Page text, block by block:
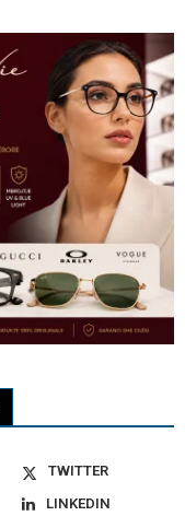
TWITTER
LINKEDIN